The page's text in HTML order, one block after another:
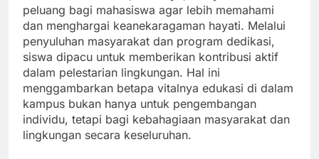
peluang bagi mahasiswa agar lebih memahami
dan menghargai keanekaragaman hayati. Melalui
penyuluhan masyarakat dan program dedikasi,
siswa dipacu untuk memberikan kontribusi aktif
dalam pelestarian lingkungan. Hal ini
menggambarkan betapa vitalnya edukasi di dalam
kampus bukan hanya untuk pengembangan
individu, tetapi bagi kebahagiaan masyarakat dan
lingkungan secara keseluruhan.